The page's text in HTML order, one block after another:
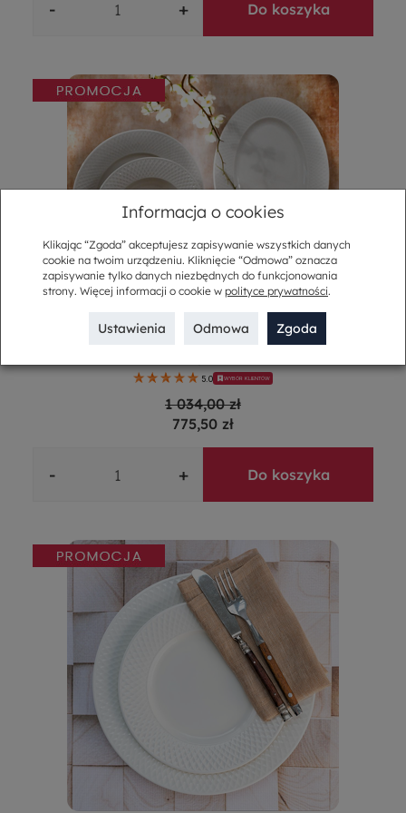
- + Do koszyka
5.0 WYBÓR KLIENTÓW
1 034,00 zł
775,50 zł
- + Do koszyka
Informacja o cookies
Klikając “Zgoda” akceptujesz zapisywanie wszystkich danych
cookie na twoim urządzeniu. Kliknięcie “Odmowa” oznacza
zapisywanie tylko danych niezbędnych do funkcjonowania
strony. Więcej informacji o cookie w polityce prywatności.
Ustawienia Odmowa Zgoda